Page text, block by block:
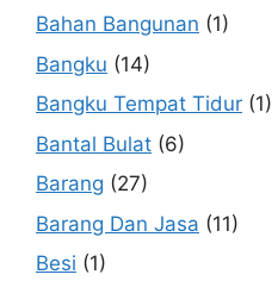
Bahan Bangunan (1)
Bangku (14)
Bangku Tempat Tidur (1)
Bantal Bulat (6)
Barang (27)
Barang Dan Jasa (11)
Besi (1)